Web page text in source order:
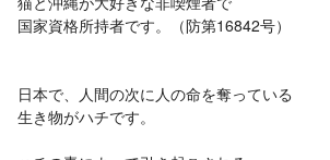
国家資格所持者です。（防第16842号）
日本で、人間の次に人の命を奪っている
生き物がハチです。